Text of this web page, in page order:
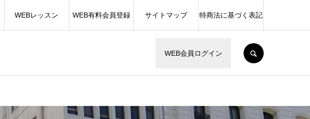
WEB会員ログイン
WEBレッスン WEB有料会員登録 サイトマップ 特商法に基づく表記